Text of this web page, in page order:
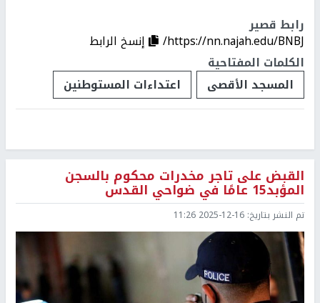
رابط قصير
https://nn.najah.edu/BNBJ/
إنسخ الرابط
الكلمات المفتاحية
المسجد الأقصى
اعتداءات المستوطنين
القبض على تاجر مخدرات محكوم بالسجن
المؤبد15 عامًا في ضواحي القدس
تم النشر بتاريخ: 2025-12-16 11:26